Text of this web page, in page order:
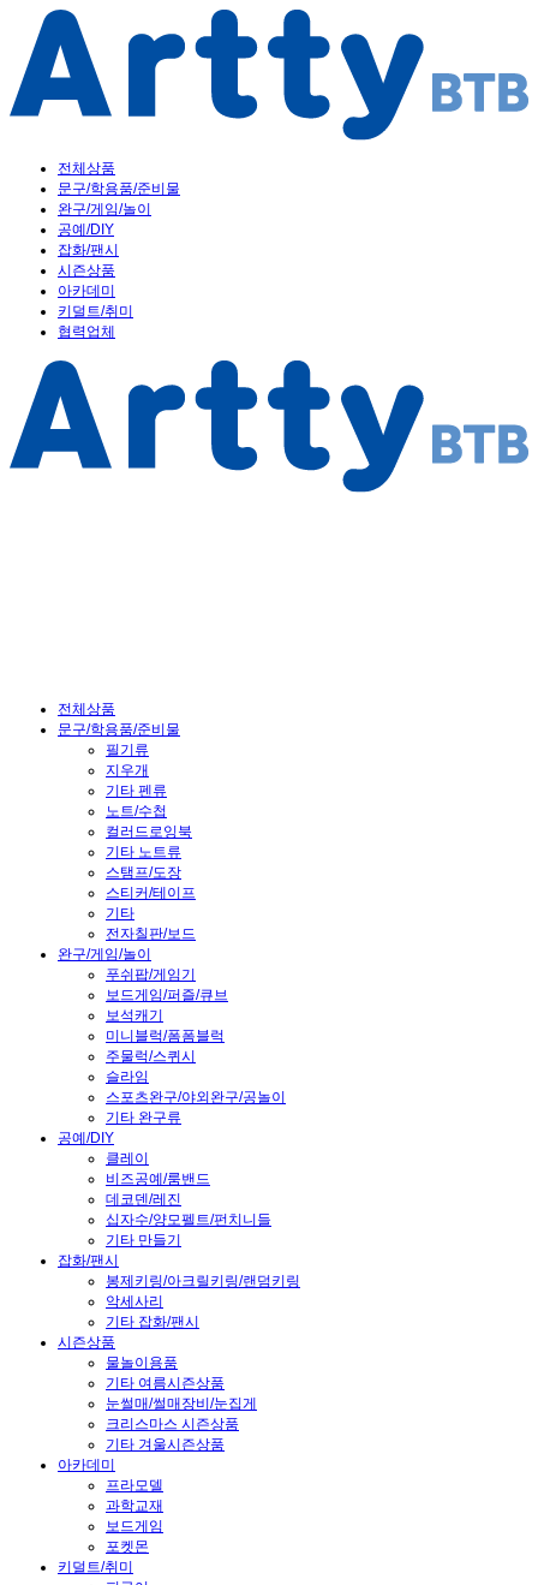
전체상품
문구/학용품/준비물
완구/게임/놀이
공예/DIY
잡화/팬시
시즌상품
아카데미
키덜트/취미
협력업체
전체상품
문구/학용품/준비물
필기류
지우개
기타 펜류
노트/수첩
컬러드로잉북
기타 노트류
스탬프/도장
스티커/테이프
기타
전자칠판/보드
완구/게임/놀이
푸쉬팝/게임기
보드게임/퍼즐/큐브
보석캐기
미니블럭/폼폼블럭
주물럭/스퀴시
슬라임
스포츠완구/야외완구/공놀이
기타 완구류
공예/DIY
클레이
비즈공예/룸밴드
데코덴/레진
십자수/양모펠트/펀치니들
기타 만들기
잡화/팬시
봉제키링/아크릴키링/랜덤키링
악세사리
기타 잡화/팬시
시즌상품
물놀이용품
기타 여름시즌상품
눈썰매/썰매장비/눈집게
크리스마스 시즌상품
기타 겨울시즌상품
아카데미
프라모델
과학교재
보드게임
포켓몬
키덜트/취미